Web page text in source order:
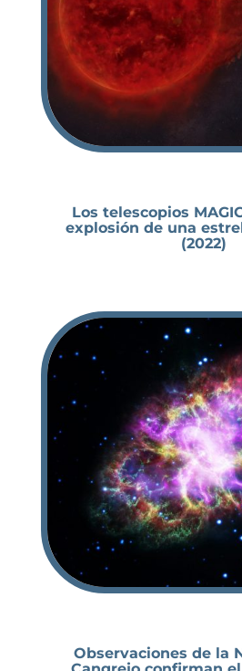
Los telescopios
explosión de una
(2022)
Observaciones de la